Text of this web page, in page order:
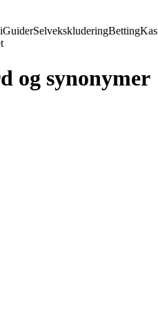
GuiderSelvekskluderingBetting
og synonymer